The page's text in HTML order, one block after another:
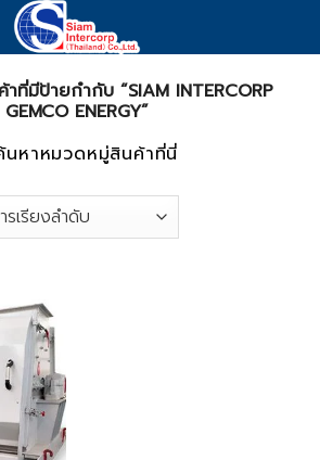
าที่มีป้ายกำกับ “SIAM INTERCORP
GEMCO ENERGY”
นหาหมวดหมู่สินค้าที่นี่